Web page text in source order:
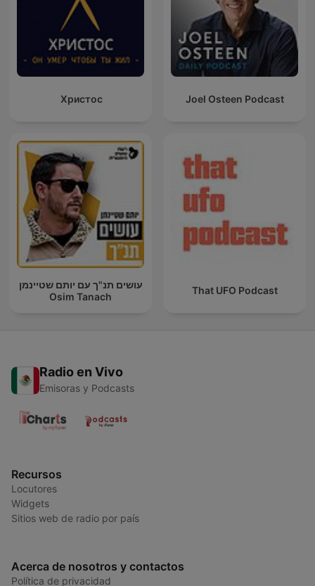
Христос Joel Osteen Podcast
עושים תנ"ך עם יותם שטיינמן
Osim Tanach
That UFO Podcast
Radio en Vivo
Emisoras y Podcasts
Recursos
Locutores
Widgets
Sitios web de radio por país
Acerca de nosotros y contactos
Política de privacidad